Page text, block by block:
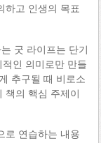
하고 인생의 목표
굿 라이프는 단기
인 의미로만 만들
추구될 때 비로소
책의 핵심 주제이
로 연습하는 내용